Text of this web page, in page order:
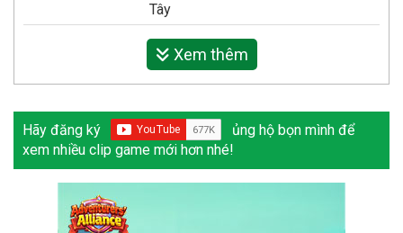
Tây
Xem thêm
Hãy đăng ký
ủng hộ bọn mình để
xem nhiều clip game mới hơn nhé!